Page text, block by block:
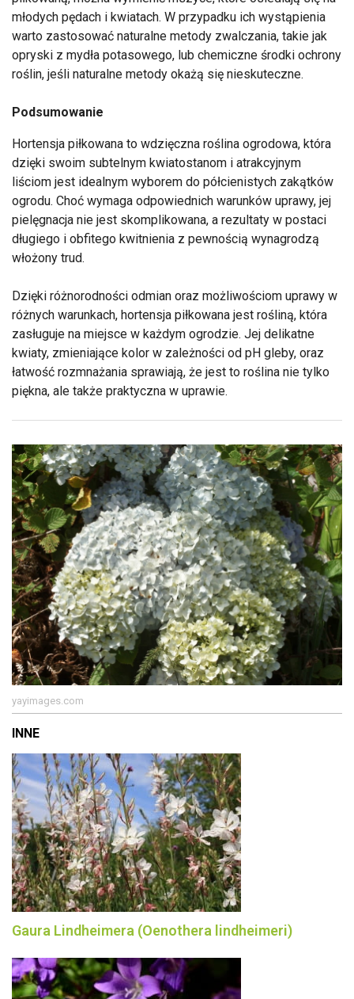
młodych pędach i kwiatach. W przypadku ich wystąpienia
warto zastosować naturalne metody zwalczania, takie jak
opryski z mydła potasowego, lub chemiczne środki ochrony
roślin, jeśli naturalne metody okażą się nieskuteczne.
Podsumowanie
Hortensja piłkowana to wdzięczna roślina ogrodowa, która
dzięki swoim subtelnym kwiatostanom i atrakcyjnym
liściom jest idealnym wyborem do półcienistych zakątków
ogrodu. Choć wymaga odpowiednich warunków uprawy, jej
pielęgnacja nie jest skomplikowana, a rezultaty w postaci
długiego i obfitego kwitnienia z pewnością wynagrodzą
włożony trud.
Dzięki różnorodności odmian oraz możliwościom uprawy w
różnych warunkach, hortensja piłkowana jest rośliną, która
zasługuje na miejsce w każdym ogrodzie. Jej delikatne
kwiaty, zmieniające kolor w zależności od pH gleby, oraz
łatwość rozmnażania sprawiają, że jest to roślina nie tylko
piękna, ale także praktyczna w uprawie.
yayimages.com
INNE
Gaura Lindheimera (Oenothera lindheimeri)